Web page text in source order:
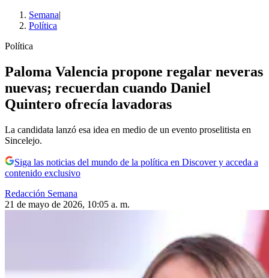
Semana|
Política
Política
Paloma Valencia propone regalar neveras
nuevas; recuerdan cuando Daniel
Quintero ofrecía lavadoras
La candidata lanzó esa idea en medio de un evento proselitista en
Sincelejo.
Siga las noticias del mundo de la política en Discover y acceda a
contenido exclusivo
Redacción Semana
21 de mayo de 2026, 10:05 a. m.